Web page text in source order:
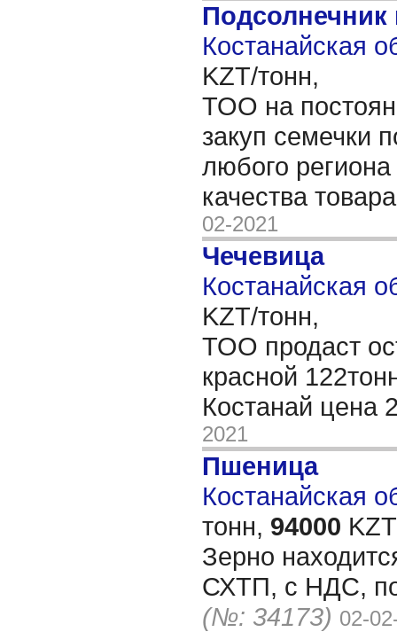
Костанайская
KZT/тонн,
ТОО на
закуп семечки
любого
качества
02-2021
Чечевица
Костанайская
KZT/тонн,
ТОО продаст
красной
Костанай цена
2021
Пшеница
Костанайская
тонн, 94000
Зерно
СХТП, с НДС, по
(№: 34173) 02-